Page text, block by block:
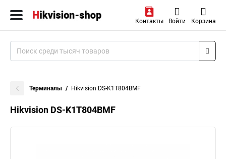
Контакты Войти Корзина
Терминалы Hikvision DS-K1T804BMF
Hikvision DS-K1T804BMF